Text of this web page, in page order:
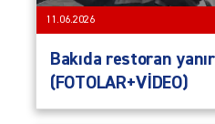
11.06.2026
Bakıda restoran
(FOTOLAR+VİDEO)